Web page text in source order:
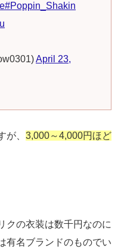
#Poppin_Shakin
April 23,
が、 3,000～4,000円ほど
クの衣装は数千円なのに
有名ブランドのものでい